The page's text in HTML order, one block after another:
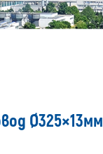
Ø325×13мм